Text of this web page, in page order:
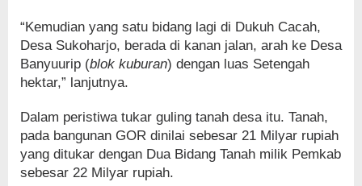
“Kemudian yang satu bidang lagi di Dukuh Cacah,
Desa Sukoharjo, berada di kanan jalan, arah ke Desa
Banyuurip (blok kuburan) dengan luas Setengah
hektar,” lanjutnya.
Dalam peristiwa tukar guling tanah desa itu. Tanah,
pada bangunan GOR dinilai sebesar 21 Milyar rupiah
yang ditukar dengan Dua Bidang Tanah milik Pemkab
sebesar 22 Milyar rupiah.